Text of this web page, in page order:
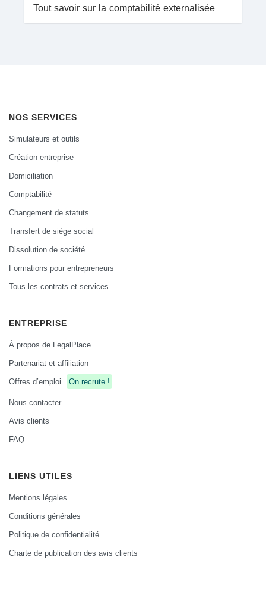
Tout savoir sur la comptabilité externalisée
NOS SERVICES
Simulateurs et outils
Création entreprise
Domiciliation
Comptabilité
Changement de statuts
Transfert de siège social
Dissolution de société
Formations pour entrepreneurs
Tous les contrats et services
ENTREPRISE
À propos de LegalPlace
Partenariat et affiliation
Offres d’emploi
On recrute !
Nous contacter
Avis clients
FAQ
LIENS UTILES
Mentions légales
Conditions générales
Politique de confidentialité
Charte de publication des avis clients